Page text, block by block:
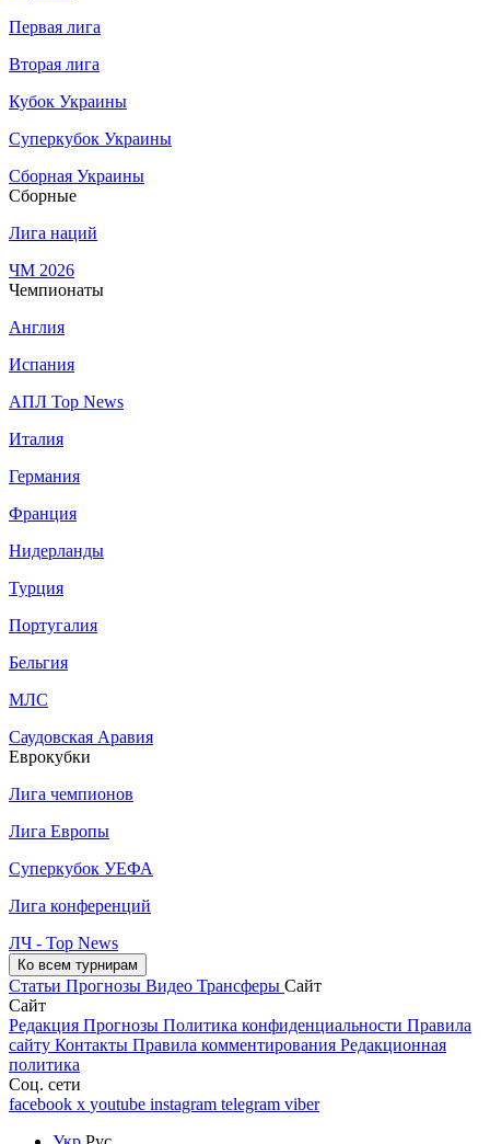
Первая лига
Вторая лига
Кубок Украины
Суперкубок Украины
Сборная Украины
Сборные
Лига наций
ЧМ 2026
Чемпионаты
Англия
Испания
АПЛ Top News
Италия
Германия
Франция
Нидерланды
Турция
Португалия
Бельгия
МЛС
Саудовская Аравия
Еврокубки
Лига чемпионов
Лига Европы
Суперкубок УЕФА
Лига конференций
ЛЧ - Top News
Ко всем турнирам
Статьи Прогнозы Видео Трансферы Сайт
Сайт
Редакция Прогнозы Политика конфиденциальности Правила
сайту Контакты Правила комментирования Редакционная
политика
Соц. сети
facebook x youtube instagram telegram viber